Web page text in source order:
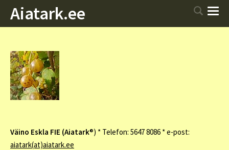
Aiatark.ee
Väino Eskla FIE (Aiatark®) * Telefon: 5647 8086 * e-post:
aiatark(at)aiatark.ee